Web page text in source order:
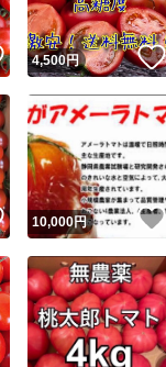
いいね！
4,500円
いいね！
10,000円